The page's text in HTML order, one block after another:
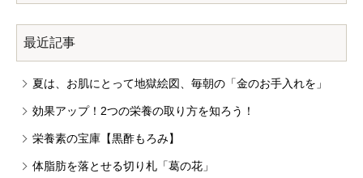
最近記事
夏は、お肌にとって地獄絵図、毎朝の「金のお手入れを」
効果アップ！2つの栄養の取り方を知ろう！
栄養素の宝庫【黒酢もろみ】
体脂肪を落とせる切り札「葛の花」